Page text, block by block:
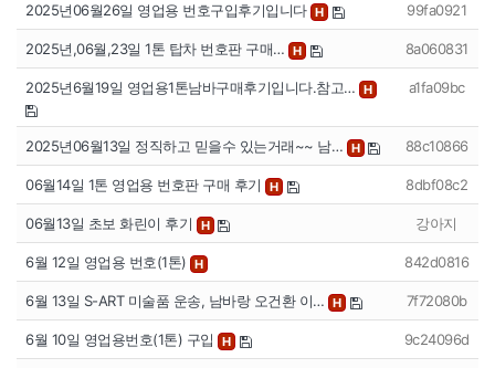
2025년06월26일 영업용 번호구입후기입니다 H 99fa0921
2025년,06월,23일 1톤 탑차 번호판 구매… H 8a060831
2025년6월19일 영업용1톤남바구매후기입니다.참고… H a1fa09bc
2025년06월13일 정직하고 믿을수 있는거래~~ 남… H 88c10866
06월14일 1톤 영업용 번호판 구매 후기 H 8dbf08c2
06월13일 초보 화린이 후기 H 강아지
6월 12일 영업용 번호(1톤) H 842d0816
6월 13일 S-ART 미술품 운송, 남바랑 오건환 이… H 7f72080b
6월 10일 영업용번호(1톤) 구입 H 9c24096d